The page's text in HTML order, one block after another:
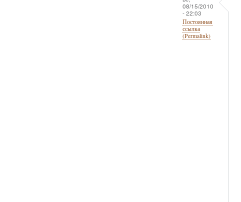
08/15/2010
- 22:03
Постоянная
ссылка
(Permalink)